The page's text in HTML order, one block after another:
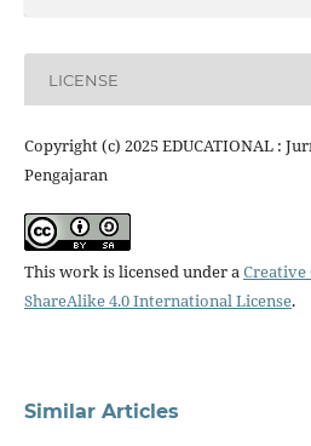
LICENSE
Copyright (c) 2025 EDUCATIONAL :
Pengajaran
This work is licensed under a
ShareAlike 4.0 International License.
Similar Articles